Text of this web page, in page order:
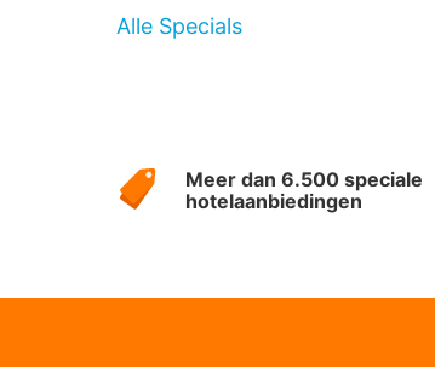
Alle Specials
Meer dan 6.500 speciale
hotelaanbiedingen